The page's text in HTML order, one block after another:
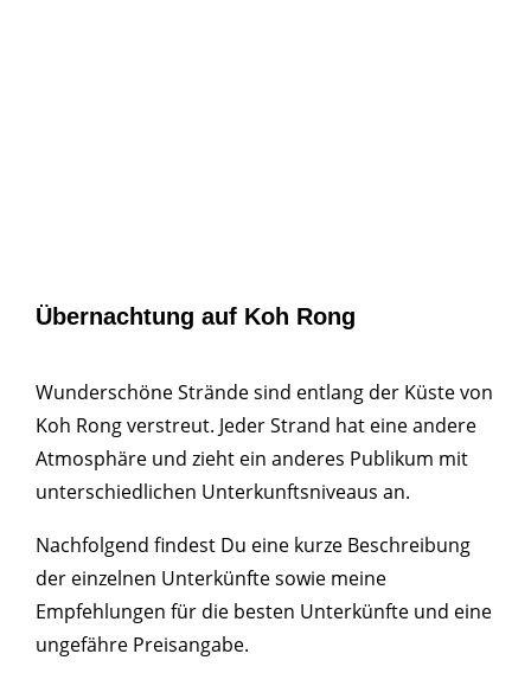
Übernachtung auf Koh Rong
Wunderschöne Strände sind entlang der Küste von
Koh Rong verstreut. Jeder Strand hat eine andere
Atmosphäre und zieht ein anderes Publikum mit
unterschiedlichen Unterkunftsniveaus an.
Nachfolgend findest Du eine kurze Beschreibung
der einzelnen Unterkünfte sowie meine
Empfehlungen für die besten Unterkünfte und eine
ungefähre Preisangabe.